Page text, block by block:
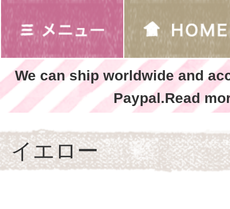
We can ship worldwide and
Paypal.Read
イエロー